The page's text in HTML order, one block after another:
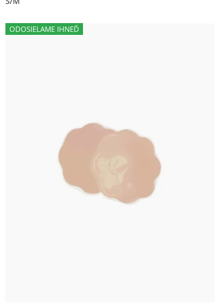
ODOSIELAME IHNEĎ